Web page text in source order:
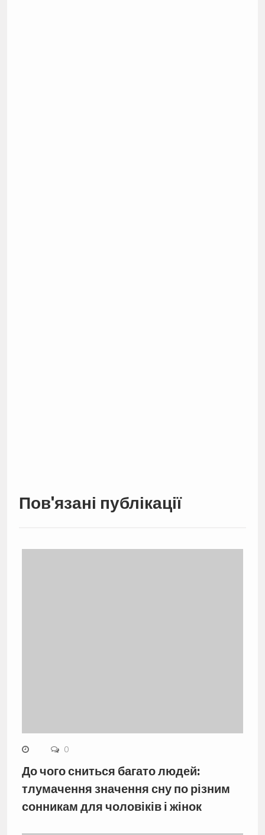
Пов'язані публікації
0
До чого сниться багато людей:
тлумачення значення сну по різним
сонникам для чоловіків і жінок